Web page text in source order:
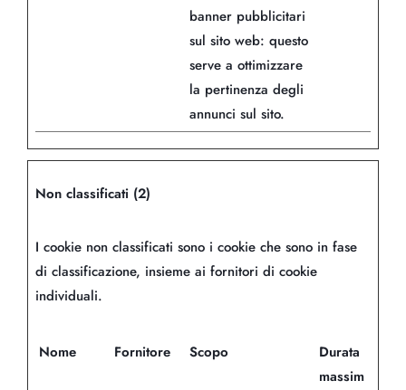
banner pubblicitari
sul sito web: questo
serve a ottimizzare
la pertinenza degli
annunci sul sito.
Non classificati (2)
I cookie non classificati sono i cookie che sono in fase
di classificazione, insieme ai fornitori di cookie
individuali.
Nome Fornitore Scopo
Durata
massim